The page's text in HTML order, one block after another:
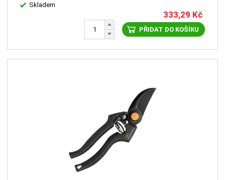
Skladem
333,29 Kč
PŘIDAT DO KOŠÍKU